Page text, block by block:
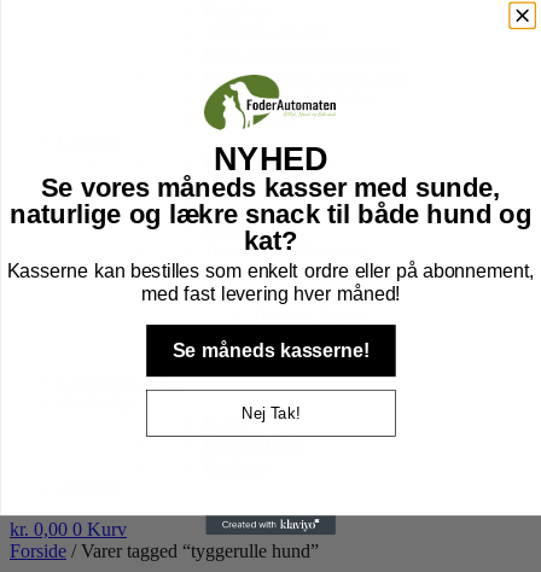
Halsbånd, sele, line & tegn
Kattebakker & tilbehør
Højtider kat
Foder til Gnavere
Godbidder
Legetøj
Pleje
Transport Af Gnavere
Seler og Liner til gnavere
Bure til Gnavere
Bund til Bur
Højtider gnaver
Lopper og tæger
Fugle
kr. 0,00 0 Kurv
Forside / Varer tagged “tyggerulle hund”
NYHED
Se vores måneds kasser med sunde,
naturlige og lækre snack til både hund og
kat?
Kasserne kan bestilles som enkelt ordre eller på abonnement,
med fast levering hver måned!
Se måneds kasserne!
Nej Tak!